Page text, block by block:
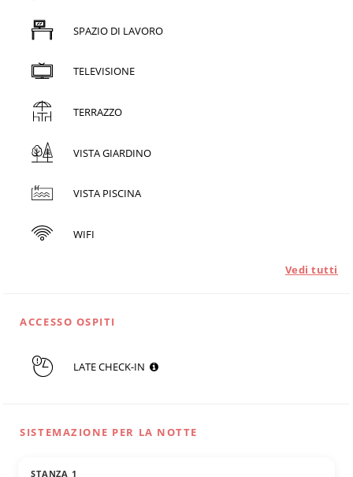
SPAZIO DI LAVORO
TELEVISIONE
TERRAZZO
VISTA GIARDINO
VISTA PISCINA
WIFI
Vedi tutti
ACCESSO OSPITI
LATE CHECK-IN
SISTEMAZIONE PER LA NOTTE
STANZA 1